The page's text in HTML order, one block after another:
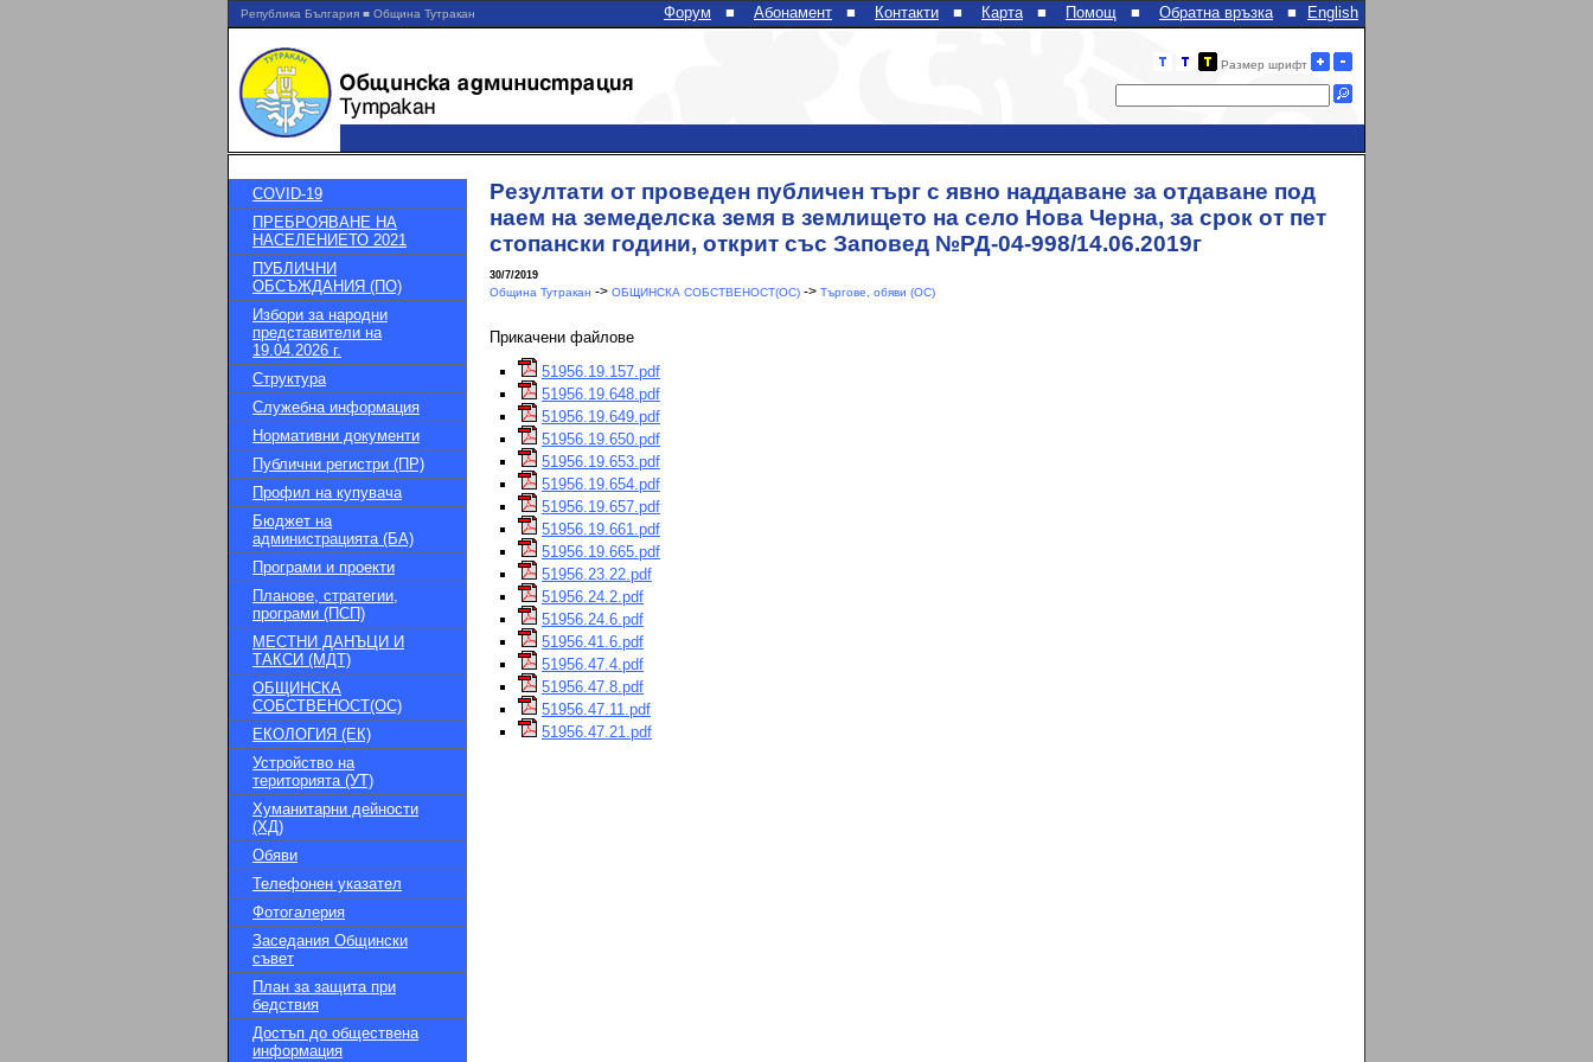
Република България ■ Община Тутракан English
Форум ■ Абонамент ■ Контакти ■ Карта ■ Помощ ■ Обратна връзка ■
Размер шрифт
COVID-19
ПРЕБРОЯВАНЕ НА
НАСЕЛЕНИЕТО 2021
ПУБЛИЧНИ
ОБСЪЖДАНИЯ (ПО)
Избори за народни
представители на
19.04.2026 г.
Структура
Служебна информация
Нормативни документи
Публични регистри (ПР)
Профил на купувача
Бюджет на
администрацията (БА)
Програми и проекти
Планове, стратегии,
програми (ПСП)
МЕСТНИ ДАНЪЦИ И
ТАКСИ (МДТ)
ОБЩИНСКА
СОБСТВЕНОСТ(ОС)
ЕКОЛОГИЯ (ЕК)
Устройство на
територията (УТ)
Хуманитарни дейности
(ХД)
Обяви
Телефонен указател
Фотогалерия
Заседания Общински
съвет
План за защита при
бедствия
Достъп до обществена
информация
Резултати от проведен публичен търг с явно наддаване за отдаване под
наем на земеделска земя в землището на село Нова Черна, за срок от пет
стопански години, открит със Заповед №РД-04-998/14.06.2019г
30/7/2019
Община Тутракан -> ОБЩИНСКА СОБСТВЕНОСТ(ОС) -> Търгове, обяви (ОС)
Прикачени файлове
51956.19.157.pdf
51956.19.648.pdf
51956.19.649.pdf
51956.19.650.pdf
51956.19.653.pdf
51956.19.654.pdf
51956.19.657.pdf
51956.19.661.pdf
51956.19.665.pdf
51956.23.22.pdf
51956.24.2.pdf
51956.24.6.pdf
51956.41.6.pdf
51956.47.4.pdf
51956.47.8.pdf
51956.47.11.pdf
51956.47.21.pdf